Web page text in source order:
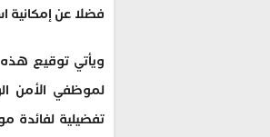
فضلا عن إمكانية
ويأتي توقيع هذه
لموظفي الأمن
تفضيلية